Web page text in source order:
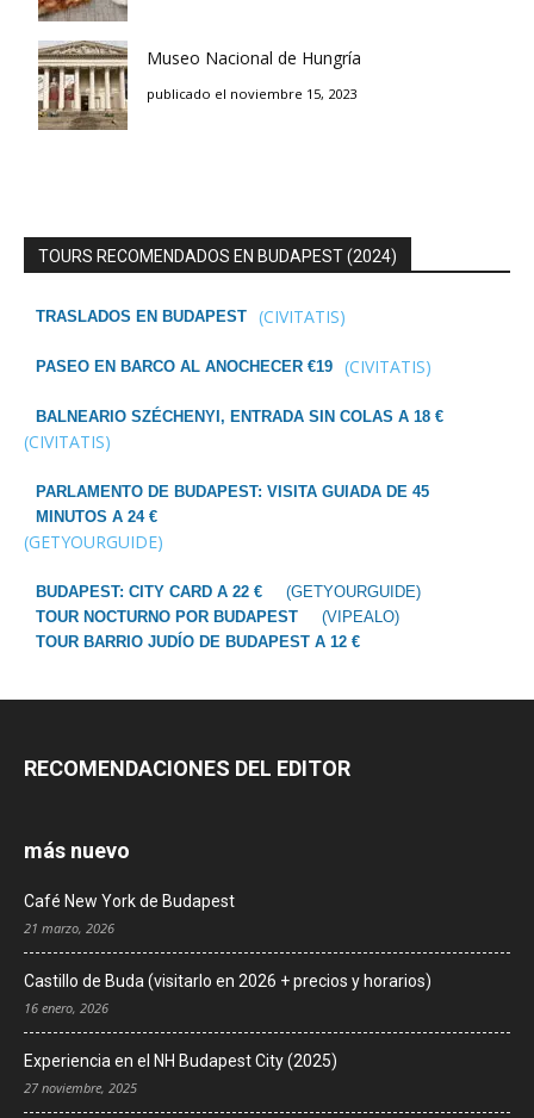
Museo Nacional de Hungría
publicado el noviembre 15, 2023
TOURS RECOMENDADOS EN BUDAPEST (2024)
TRASLADOS EN BUDAPEST (CIVITATIS)
PASEO EN BARCO AL ANOCHECER €19 (CIVITATIS)
BALNEARIO SZÉCHENYI, ENTRADA SIN COLAS A 18 €
(CIVITATIS)
PARLAMENTO DE BUDAPEST: VISITA GUIADA DE 45
MINUTOS A 24 €
(GETYOURGUIDE)
BUDAPEST: CITY CARD A 22 €
(GETYOURGUIDE)
TOUR NOCTURNO POR BUDAPEST
(VIPEALO)
TOUR BARRIO JUDÍO DE BUDAPEST A 12 €
RECOMENDACIONES DEL EDITOR
más nuevo
Café New York de Budapest
21 marzo, 2026
Castillo de Buda (visitarlo en 2026 + precios y horarios)
16 enero, 2026
Experiencia en el NH Budapest City (2025)
27 noviembre, 2025